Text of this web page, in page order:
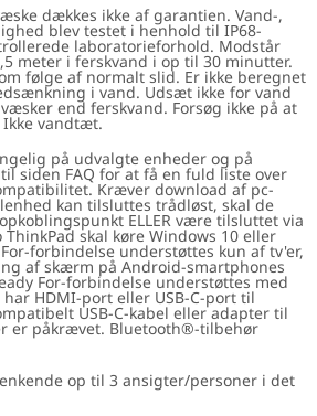
dækkes ikke af garantien. Vand-,
blev testet i henhold til IP68-
laboratorieforhold. Modstår
meter i ferskvand i op til 30 minutter.
følge af normalt slid. Er ikke beregnet
i vand. Udsæt ikke for vand
end ferskvand. Forsøg ikke på at
vandtæt.
på udvalgte enheder og på
siden FAQ for at få en fuld liste over
Kræver download af pc-
kan tilsluttes trådløst, skal de
ELLER være tilsluttet via
ThinkPad skal køre Windows 10 eller
forbindelse understøttes kun af tv'er,
af skærm på Android-smartphones
For-forbindelse understøttes med
HDMI-port eller USB-C-port til
USB-C-kabel eller adapter til
er påkrævet. Bluetooth®-tilbehør
op til 3 ansigter/personer i det